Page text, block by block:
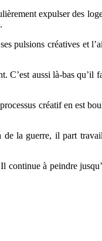
expulser des
pulsions créatives et
C’est aussi là-bas qu’il
créatif en est
la guerre, il part
continue à peindre